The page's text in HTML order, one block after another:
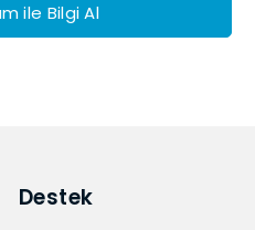
ile Bilgi Al
Destek